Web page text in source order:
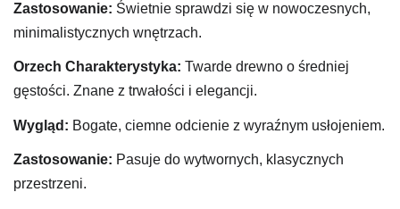
Zastosowanie: Świetnie sprawdzi się w nowoczesnych,
minimalistycznych wnętrzach.
Orzech Charakterystyka: Twarde drewno o średniej
gęstości. Znane z trwałości i elegancji.
Wygląd: Bogate, ciemne odcienie z wyraźnym usłojeniem.
Zastosowanie: Pasuje do wytwornych, klasycznych
przestrzeni.